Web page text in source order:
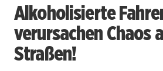
Alkoholisierte
verursachen Chaos
Straßen!